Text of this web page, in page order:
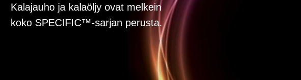
Kalajauho ja kalaöljy ovat melkein
koko SPECIFIC™-sarjan perusta.